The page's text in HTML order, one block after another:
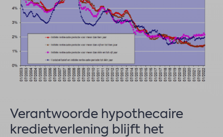
Verantwoorde hypothecaire
kredietverlening blijft het